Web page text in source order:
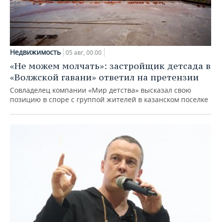
Недвижимость 05 авг, 00:00
«Не можем молчать»: застройщик детсада в
«Волжской гавани» ответил на претензии
Совладелец компании «Мир детства» высказал свою
позицию в споре с группой жителей в казанском поселке